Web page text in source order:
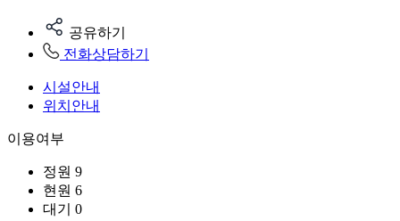
공유하기
전화상담하기
시설안내
위치안내
이용여부
정원 9
현원 6
대기
0